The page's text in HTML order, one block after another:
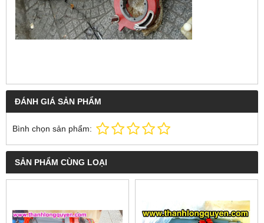
ĐÁNH GIÁ SẢN PHẨM
Bình chọn sản phẩm:
SẢN PHẨM CÙNG LOẠI